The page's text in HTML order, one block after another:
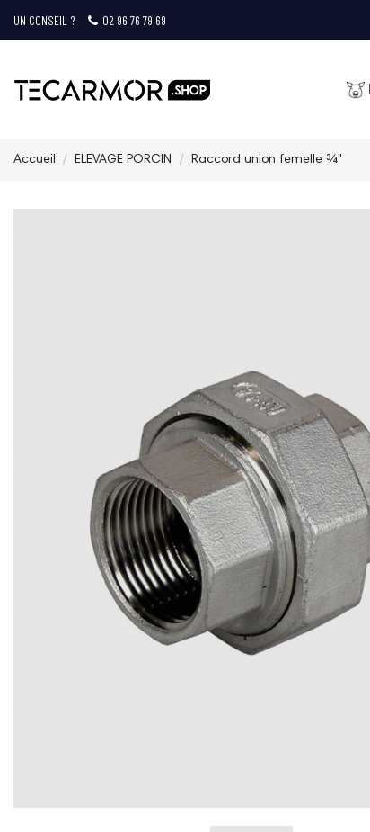
UN CONSEIL ? 02 96 76 79 69
Accueil ELEVAGE PORCIN Raccord union femelle ¾"